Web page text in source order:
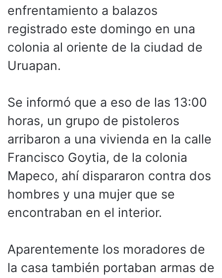
enfrentamiento a balazos
registrado este domingo en una
colonia al oriente de la ciudad de
Uruapan.
Se informó que a eso de las 13:00
horas, un grupo de pistoleros
arribaron a una vivienda en la calle
Francisco Goytia, de la colonia
Mapeco, ahí dispararon contra dos
hombres y una mujer que se
encontraban en el interior.
Aparentemente los moradores de
la casa también portaban armas de